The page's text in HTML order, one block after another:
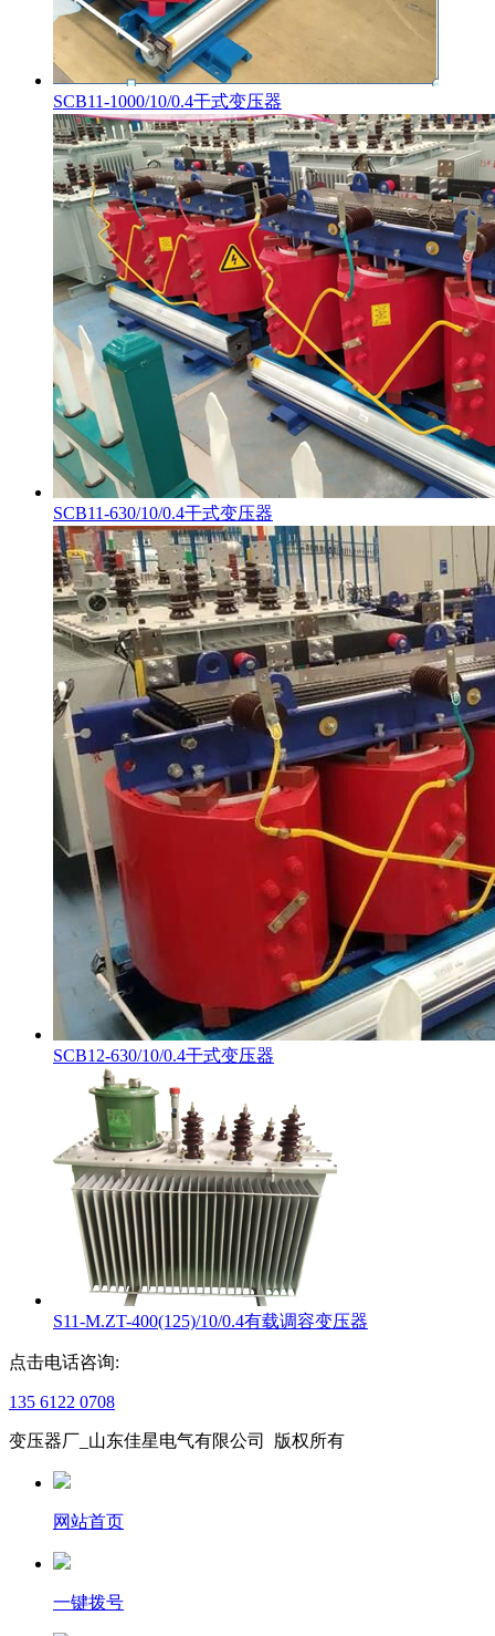
SCB11-1000/10/0.4干式变压器
SCB11-630/10/0.4干式变压器
SCB12-630/10/0.4干式变压器
S11-M.ZT-400(125)/10/0.4有载调容变压器
点击电话咨询:
135 6122 0708
变压器厂_山东佳星电气有限公司 版权所有
网站首页
一键拨号